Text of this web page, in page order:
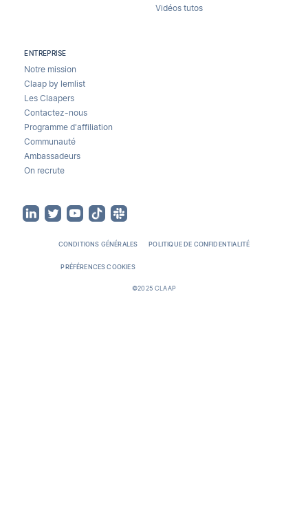
Vidéos tutos
ENTREPRISE
Notre mission
Claap by lemlist
Les Claapers
Contactez-nous
Programme d'affiliation
Communauté
Ambassadeurs
On recrute
CONDITIONS GÉNÉRALES POLITIQUE DE CONFIDENTIALITÉ
PRÉFÉRENCES COOKIES
©2025 CLAAP